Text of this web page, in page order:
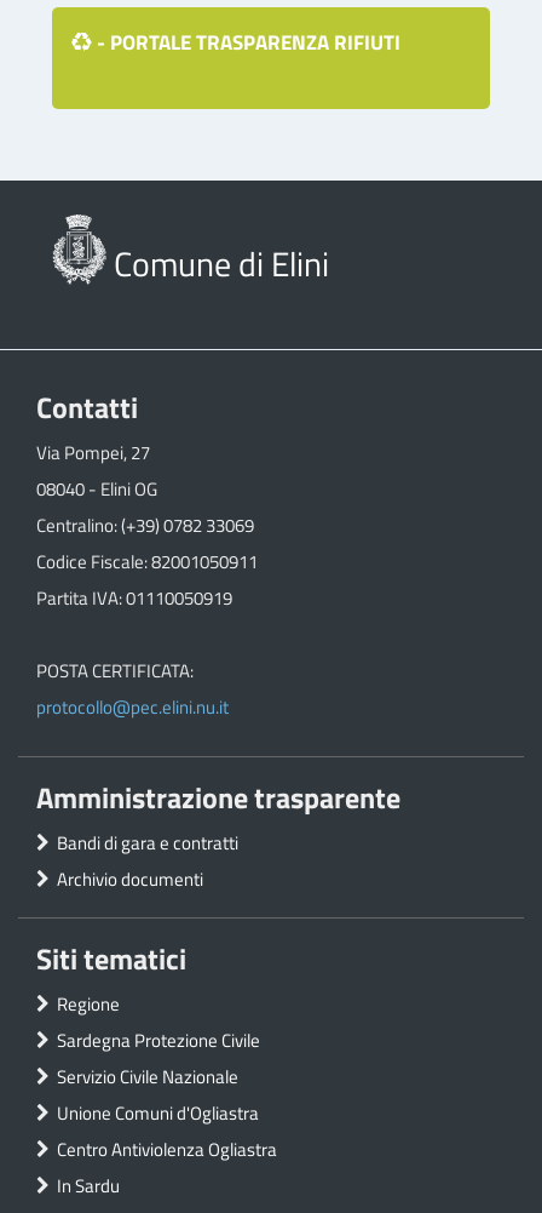
- PORTALE TRASPARENZA RIFIUTI
Comune di Elini
Contatti
Via Pompei, 27
08040 - Elini OG
Centralino: (+39) 0782 33069
Codice Fiscale: 82001050911
Partita IVA: 01110050919
POSTA CERTIFICATA:
protocollo@pec.elini.nu.it
Amministrazione trasparente
Bandi di gara e contratti
Archivio documenti
Siti tematici
Regione
Sardegna Protezione Civile
Servizio Civile Nazionale
Unione Comuni d'Ogliastra
Centro Antiviolenza Ogliastra
In Sardu